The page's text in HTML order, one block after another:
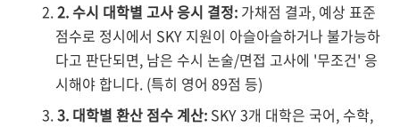
2. 수시 대학별 고사 응시 결정: 가채점 결과, 예상 표준
점수로 정시에서 SKY 지원이 아슬아슬하거나 불가능하
다고 판단되면, 남은 수시 논술/면접 고사에 '무조건' 응
시해야 합니다. (특히 영어 89점 등)
3. 대학별 환산 점수 계산: SKY 3개 대학은 국어, 수학,